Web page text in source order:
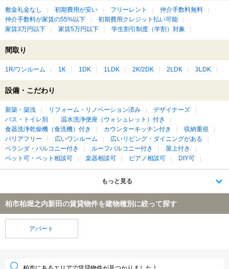
敷金礼金なし 初期費用が安い フリーレント
仲介手数料無料
仲介手数料が家賃の55%以下
初期費用クレジット払い可能
家賃3万円以下
家賃5万円以下 学生割引制度（学割）対象
間取り
1R/ワンルーム 1K 1DK 1LDK 2K/2DK 2LDK 3LDK
設備・こだわり
新築・築浅 リフォーム・リノベーション済み
デザイナーズ
バス・トイレ別
温水洗浄便座（ウォシュレット）付き
食器洗浄乾燥機（食洗機）付き
カウンターキッチン付き
収納重視
バリアフリー
広いワンルーム
広いリビング・ダイニングがある
ベランダ・バルコニー付き
ルーフバルコニー付き
屋上付き
ペット可・ペット相談可
楽器相談可 ピアノ相談可 DIY可
もっと見る
柏市柏堀之内新田の賃貸物件を建物種別に絞って探す
アパート